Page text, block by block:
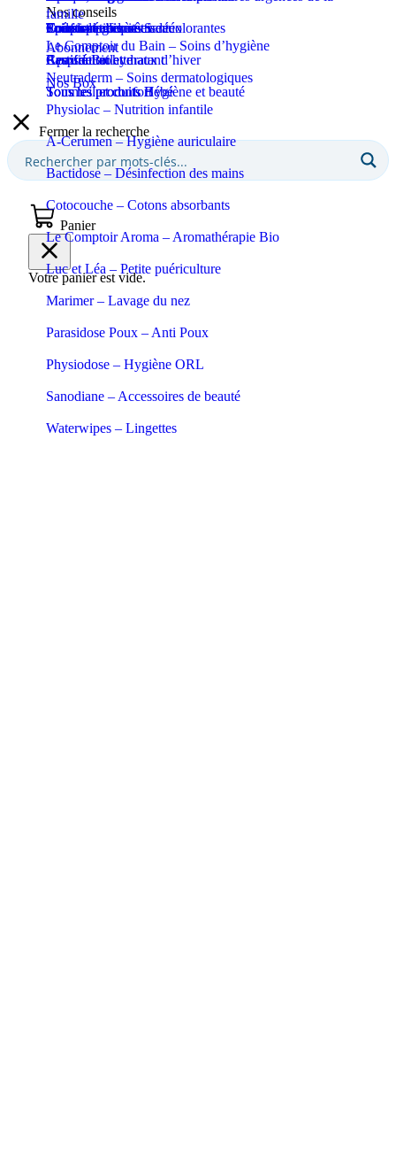
Coupe-ongles et ciseaux
Apaisant et hydratant
Sommeil et confort
Puériculture
Certifié Bio
Tous les produits Bébé
Confort et bien-être
Respiration et maux d’hiver
Tous les produits Santé
Epilation et crèmes décolorantes
Soins spécifiques
Soins solaires
Eaux de toilette
Tous les produits Hygiène et beauté
famille
Le Comptoir du Bain – Soins d’hygiène
Neutraderm – Soins dermatologiques
Physiolac – Nutrition infantile
A-Cerumen – Hygiène auriculaire
Bactidose – Désinfection des mains
Cotocouche – Cotons absorbants
Le Comptoir Aroma – Aromathérapie Bio
Luc et Léa – Petite puériculture
Marimer – Lavage du nez
Parasidose Poux – Anti Poux
Physiodose – Hygiène ORL
Sanodiane – Accessoires de beauté
Waterwipes – Lingettes
Nos conseils
Abonnement
Nos Box
Fermer la recherche
Panier
Votre panier est vide.